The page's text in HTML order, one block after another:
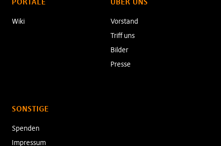
Wiki
Vorstand
Triff uns
Bilder
Presse
SONSTIGE
Spenden
Impressum